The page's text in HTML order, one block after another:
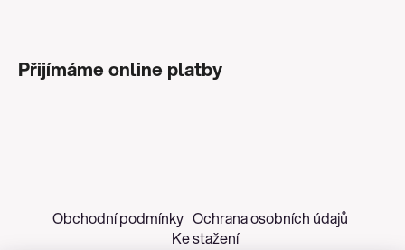
Přijímáme online platby
Obchodní podmínky Ochrana osobních údajů
Ke stažení